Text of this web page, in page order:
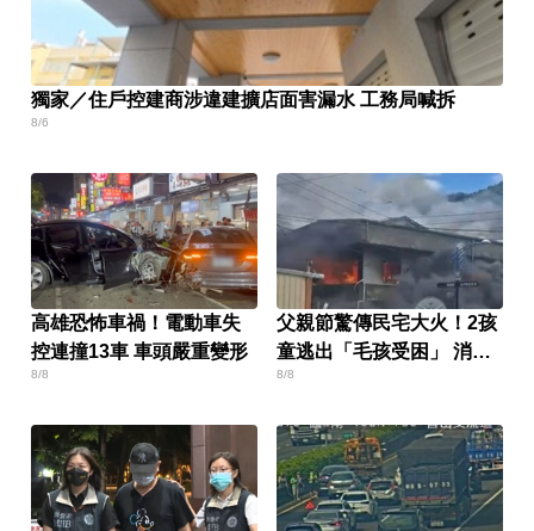
獨家／住戶控建商涉違建擴店面害漏水 工務局喊拆
8/6
高雄恐怖車禍！電動車失
控連撞13車 車頭嚴重變形
8/8
父親節驚傳民宅大火！2孩
童逃出「毛孩受困」 消防
員急救援
8/8